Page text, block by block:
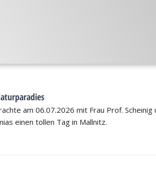
am 06.07.2026 mit Frau Prof. Scheinig
einen tollen Tag in Mallnitz.